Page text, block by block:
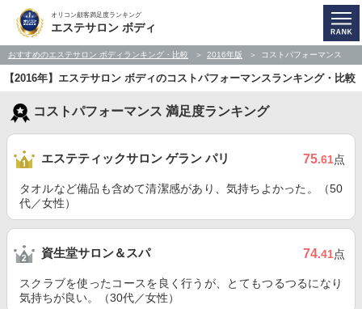
オリコン顧客満足度ランキング
エステサロン ボディ
おすすめのエステサロン ボディランキング・比較 2016年版 コストパフォーマンス
【2016年】エステサロン ボディのコストパフォーマンスランキング・比較
コストパフォーマンス 満足度ランキング
エステティックサロン ゲラン パリ 75.61点
タオルなど備品も含めて清潔感があり、気持ちよかった。（50
代／女性）
資生堂サロン＆スパ 74.41点
スクラブを使ったコースを良く行うが、とてもつるつるになり
気持ちが良い。（30代／女性）